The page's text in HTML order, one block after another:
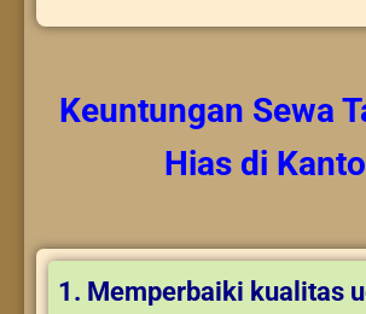
Keuntungan Sewa
Hiasdi
1. Memperbaiki kualitas